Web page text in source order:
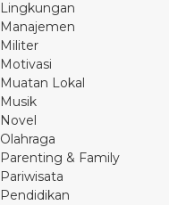
Lingkungan
Manajemen
Militer
Motivasi
Muatan Lokal
Musik
Novel
Olahraga
Parenting & Family
Pariwisata
Pendidikan